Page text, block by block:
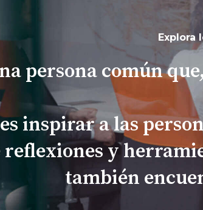
Explora
persona común
inspirar a las
reflexiones y
también